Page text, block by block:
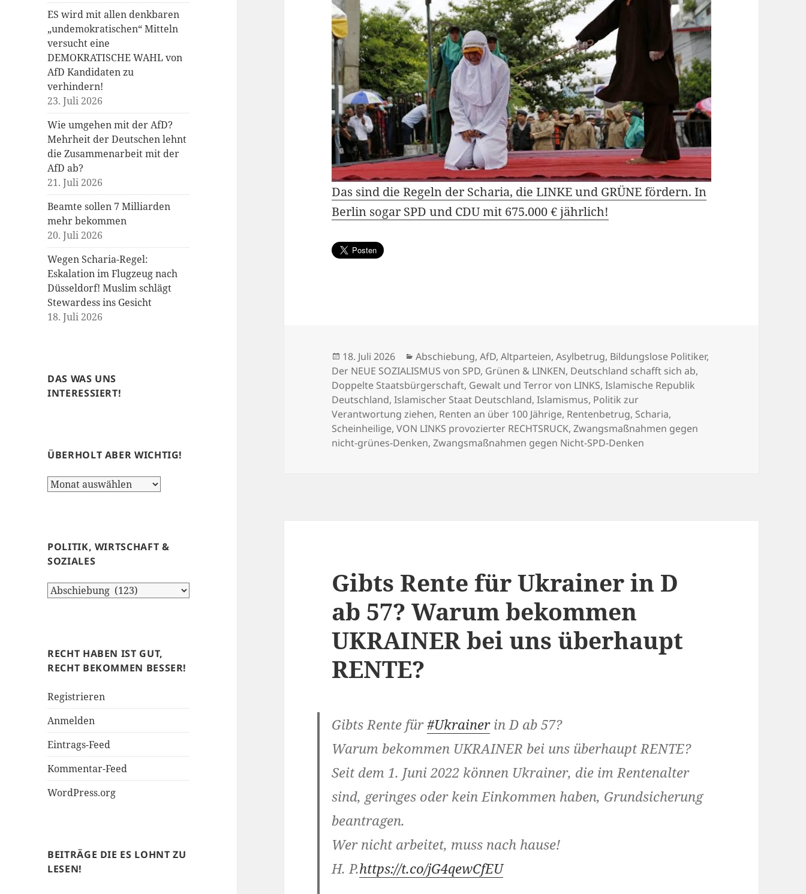
ES wird mit allen denkbaren
„undemokratischen“ Mitteln
versucht eine
DEMOKRATISCHE WAHL von
AfD Kandidaten zu
verhindern!
23. Juli 2026
Wie umgehen mit der AfD?
Mehrheit der Deutschen lehnt
die Zusammenarbeit mit der
AfD ab?
21. Juli 2026
Beamte sollen 7 Milliarden
mehr bekommen
20. Juli 2026
Wegen Scharia-Regel:
Eskalation im Flugzeug nach
Düsseldorf! Muslim schlägt
Stewardess ins Gesicht
18. Juli 2026
DAS WAS UNS
INTERESSIERT!
ÜBERHOLT ABER WICHTIG!
Überholt
POLITIK, WIRTSCHAFT &
SOZIALES
Politik,
RECHT HABEN IST GUT,
RECHT BEKOMMEN BESSER!
Registrieren
Anmelden
Eintrags-Feed
Kommentar-Feed
WordPress.org
BEITRÄGE DIE ES LOHNT ZU
LESEN!
Das sind die Regeln der Scharia, die LINKE und GRÜNE fördern. In
Berlin sogar SPD und CDU mit 675.000 € jährlich!
Veröffentlicht
am
18. Juli 2026 Kategorien
Abschiebung,AfD,Altparteien,Asylbetrug, Bildungslose Politiker,
Der NEUE SOZIALISMUS von SPD, Grünen & LINKEN, Deutschland schafft sich ab,
Doppelte Staatsbürgerschaft, Gewalt und Terror von LINKS,Islamische Republik
Deutschland,Islamischer Staat Deutschland,Islamismus, Politik zur
Verantwortung ziehen, Renten an über 100 Jährige, Rentenbetrug, Scharia,
Scheinheilige,VON LINKS provozierter RECHTSRUCK,Zwangsmaßnahmen gegen
nicht-grünes-Denken,Zwangsmaßnahmen gegen Nicht-SPD-Denken
Gibts Rente für Ukrainer in D
ab 57? Warum bekommen
UKRAINER bei uns überhaupt
RENTE?
Gibts Rente für#Ukrainerin D ab 57?
Warum bekommen UKRAINER bei uns überhaupt RENTE?
Seit dem 1. Juni 2022 können Ukrainer, die im Rentenalter
sind, geringes oder kein Einkommen haben, Grundsicherung
beantragen.
Wer nicht arbeitet, muss nach hause!
H. P.https://t.co/jG4qewCfEU